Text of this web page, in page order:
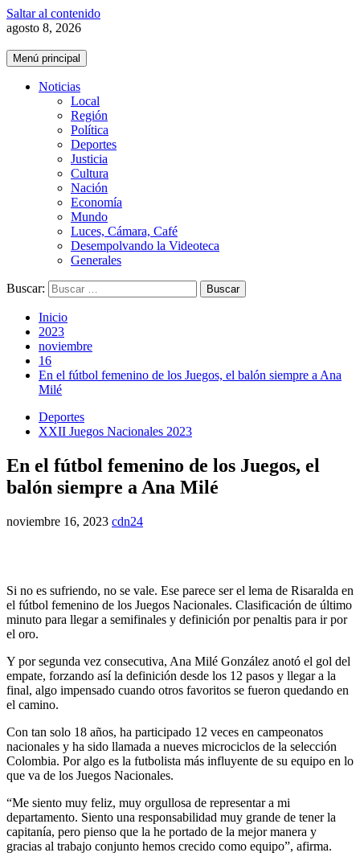
Saltar al contenido
agosto 8, 2026
Menú principal
Noticias
Local
Región
Política
Deportes
Justicia
Cultura
Nación
Economía
Mundo
Luces, Cámara, Café
Desempolvando la Videoteca
Generales
Buscar:
Inicio
2023
noviembre
16
En el fútbol femenino de los Juegos, el balón siempre a Ana
Milé
Deportes
XXII Juegos Nacionales 2023
En el fútbol femenino de los Juegos, el
balón siempre a Ana Milé
noviembre 16, 2023 cdn24
Si no es sufriendo, no se vale. Ese parece ser el lema de Risaralda en
el fútbol femenino de los Juegos Nacionales. Clasificación de último
minuto para llegar a semifinales y definición por penaltis para ir por
el oro.
Y por segunda vez consecutiva, Ana Milé González anotó el gol del
empate, forzando así la definición desde los 12 pasos y llegar a la
final, algo impensado cuando otros favoritos se fueron quedando en
el camino.
Con tan solo 18 años, ha participado 12 veces en campeonatos
nacionales y ha sido llamada a nueves microciclos de la selección
Colombia. Por algo es la futbolista más influyente de su equipo en lo
que va de los Juegos Nacionales.
“Me siento muy feliz, muy orgullosa de representar a mi
departamento. Siento una responsabilidad muy grande de tener la
capitanía, pero pienso que la he portado de la mejor manera y
gracias al trabajo conjunto hemos crecido como equipo”, afirma.